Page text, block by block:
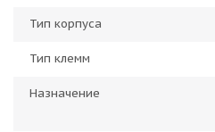
Тип корпуса
Тип клемм
Назначение